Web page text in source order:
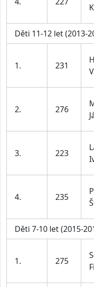
Děti 11-12 let (2013-
1. 231
2. 276
3. 223
4. 235
Děti 7-10 let (2015-
1. 275